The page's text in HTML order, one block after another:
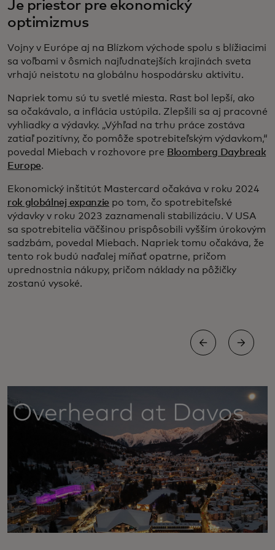
Je priestor pre ekonomický
optimizmus
Vojny v Európe aj na Blízkom východe spolu s blížiacimi
sa voľbami v ôsmich najľudnatejších krajinách sveta
vrhajú neistotu na globálnu hospodársku aktivitu.
Napriek tomu sú tu svetlé miesta. Rast bol lepší, ako
sa očakávalo, a inflácia ustúpila. Zlepšili sa aj pracovné
vyhliadky a výdavky. „Výhľad na trhu práce zostáva
zatiaľ pozitívny, čo pomôže spotrebiteľským výdavkom,“
povedal Miebach v rozhovore pre Bloomberg Daybreak
Europe.
Ekonomický inštitút Mastercard očakáva v roku 2024
rok globálnej expanzie po tom, čo spotrebiteľské
výdavky v roku 2023 zaznamenali stabilizáciu. V USA
sa spotrebitelia väčšinou prispôsobili vyšším úrokovým
sadzbám, povedal Miebach. Napriek tomu očakáva, že
tento rok budú naďalej míňať opatrne, pričom
uprednostnia nákupy, pričom náklady na pôžičky
zostanú vysoké.